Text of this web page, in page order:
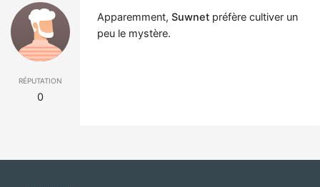
réputation
0
Apparemment, Suwnet préfère cultiver un
peu le mystère.